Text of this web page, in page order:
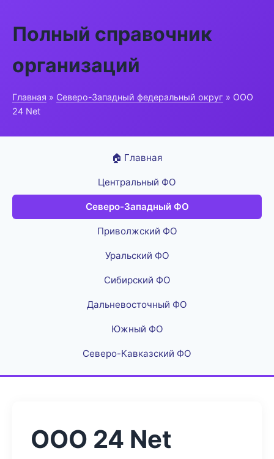
Полный справочник
организаций
Главная » Северо-Западный федеральный округ » ООО
24 Net
🏠 Главная
Центральный ФО
Северо-Западный ФО
Приволжский ФО
Уральский ФО
Сибирский ФО
Дальневосточный ФО
Южный ФО
Северо-Кавказский ФО
ООО 24 Net